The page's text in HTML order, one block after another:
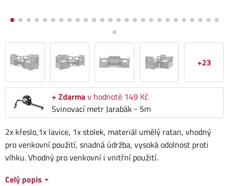
+23
+ Zdarmav hodnotě 149 Kč
Svinovací metr Jarabák - 5m
2x křeslo,1x lavice, 1x stolek, materiál umělý ratan, vhodný
pro venkovní použití, snadná údržba, vysoká odolnost proti
vlhku. Vhodný pro venkovní i vnitřní použití.
Celý popis